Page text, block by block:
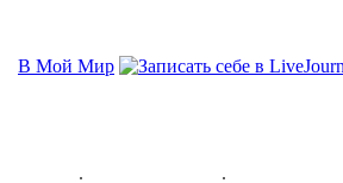
В Мой Мир